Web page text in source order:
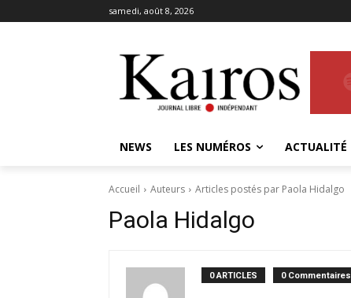
samedi, août 8, 2026
NEWS LES NUMÉROS ACTUALITÉ
Accueil Auteurs Articles postés par Paola Hidalgo
Paola Hidalgo
0 ARTICLES 0 Commentaires